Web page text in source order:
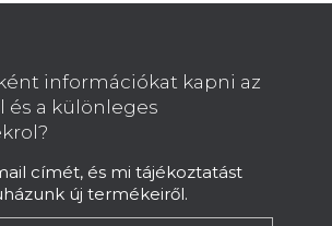
információkat kapni az
és a különleges
címét, és mi tájékoztatást
új termékeiről.